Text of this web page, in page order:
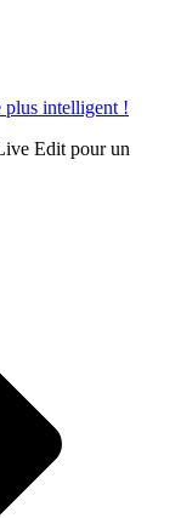
plus intelligent !
Edit pour un